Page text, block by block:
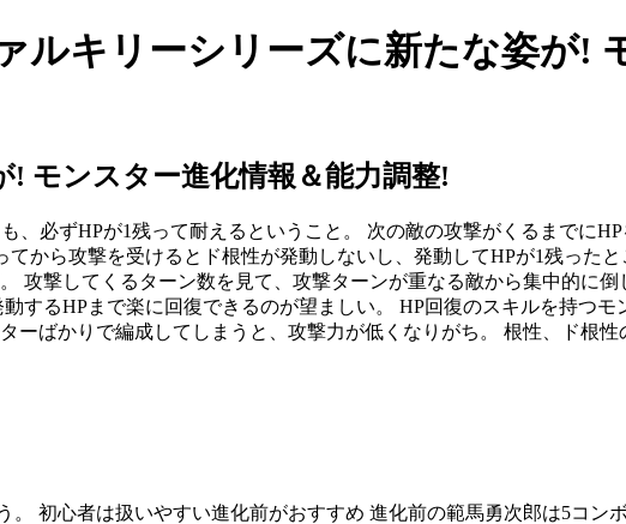
ルキリーシリーズに新たな姿が!
! モンスター進化情報＆能力調整!
必ずHPが1残って耐えるということ。 次の敵の攻撃がくるまでにHP
から攻撃を受けるとド根性が発動しないし、発動してHPが1残った
攻撃してくるターン数を見て、攻撃ターンが重なる敵から集中的に
するHPまで楽に回復できるのが望ましい。 HP回復のスキルを持つ
ばかりで編成してしまうと、攻撃力が低くなりがち。 根性、ド根
初心者は扱いやすい進化前がおすすめ 進化前の範馬勇次郎は5コン